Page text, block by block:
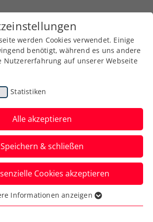
Newsübersicht
BassLine:
Zverev
up an
Nummer eins tritt erneut
Turnier im Vorfeld der
Open in Wien an.
/ Redaktion, 07.10.2024
werden Cookies verwendet. Einige
benötigt, während es uns andere
Nutzererfahrung auf unserer Webseite
Statistiken
Alle akzeptieren
Speichern & schließen
Cookies akzeptieren
werden für grundlegende
Informationen anzeigen